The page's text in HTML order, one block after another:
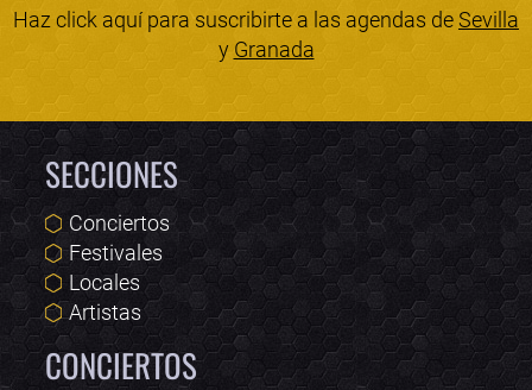
Haz click aquí para suscribirte a las agendas deSevilla
y Granada
SECCIONES
Conciertos
Festivales
Locales
Artistas
CONCIERTOS